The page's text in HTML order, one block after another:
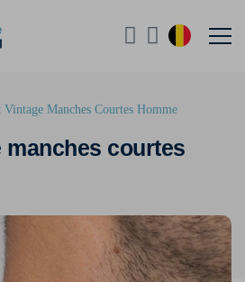
manches courtes
Manches Courtes Homme